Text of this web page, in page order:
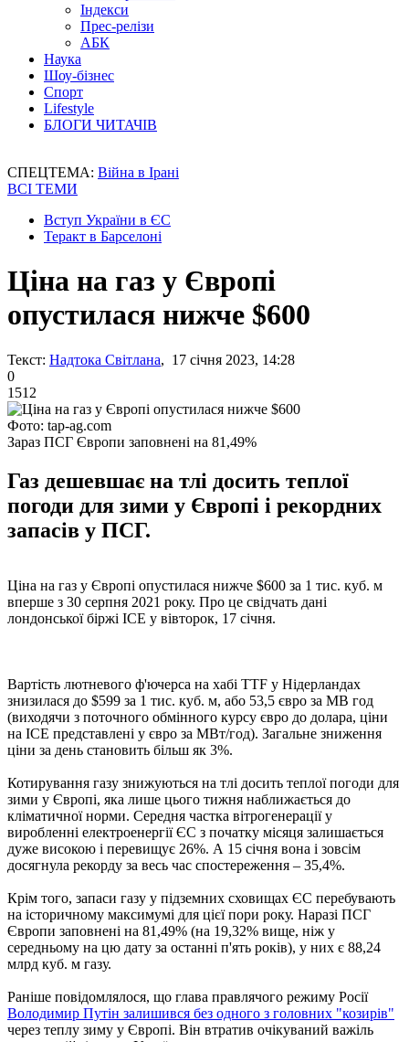
Індекси
Прес-релізи
АБК
Наука
Шоу-бізнес
Спорт
Lifestyle
БЛОГИ ЧИТАЧІВ
СПЕЦТЕМА: Війна в Ірані
ВСІ ТЕМИ
Вступ України в ЄС
Теракт в Барселоні
Ціна на газ у Європі
опустилася нижче $600
Текст: Надтока Світлана, 17 січня 2023, 14:28
0
1512
Фото: tap-ag.com
Зараз ПСГ Європи заповнені на 81,49%
Газ дешевшає на тлі досить теплої
погоди для зими у Європі і рекордних
запасів у ПСГ.
Ціна на газ у Європі опустилася нижче $600 за 1 тис. куб. м
вперше з 30 серпня 2021 року. Про це свідчать дані
лондонської біржі ICE у вівторок, 17 січня.
Вартість лютневого ф'ючерса на хабі TTF у Нідерландах
знизилася до $599 за 1 тис. куб. м, або 53,5 євро за МВ год
(виходячи з поточного обмінного курсу євро до долара, ціни
на ICE представлені у євро за МВт/год). Загальне зниження
ціни за день становить більш як 3%.
Котирування газу знижуються на тлі досить теплої погоди для
зими у Європі, яка лише цього тижня наближається до
кліматичної норми. Середня частка вітрогенерації у
виробленні електроенергії ЄС з початку місяця залишається
дуже високою і перевищує 26%. А 15 січня вона і зовсім
досягнула рекорду за весь час спостереження – 35,4%.
Крім того, запаси газу у підземних сховищах ЄС перебувають
на історичному максимумі для цієї пори року. Наразі ПСГ
Європи заповнені на 81,49% (на 19,32% вище, ніж у
середньому на цю дату за останні п'ять років), у них є 88,24
млрд куб. м газу.
Раніше повідомлялося, що глава правлячого режиму Росії
Володимир Путін залишився без одного з головних "козирів"
через теплу зиму у Європі. Він втратив очікуваний важіль